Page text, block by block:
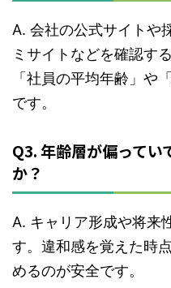
A. 会社の公式サイトや
ミサイトなどを確認す
「社員の平均年齢」や
です。
Q3. 年齢層が偏ってい
か？
A. キャリア形成や将来
す。違和感を覚えた時
めるのが安全です。